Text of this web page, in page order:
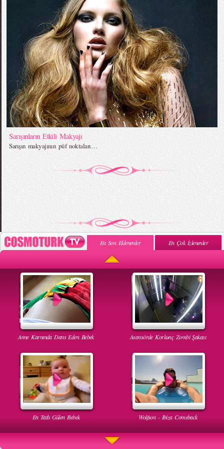
Sarışınların Etkili Makyajı
Sarışın makyajının püf noktaları…
En Son Eklenenler En Çok İzlenenler
Anne Karnında Dans Eden Bebek Asansörde Korkunç Zombi Şakası
En Tatlı Gülen Bebek Wolfson - Ibiza Comeback